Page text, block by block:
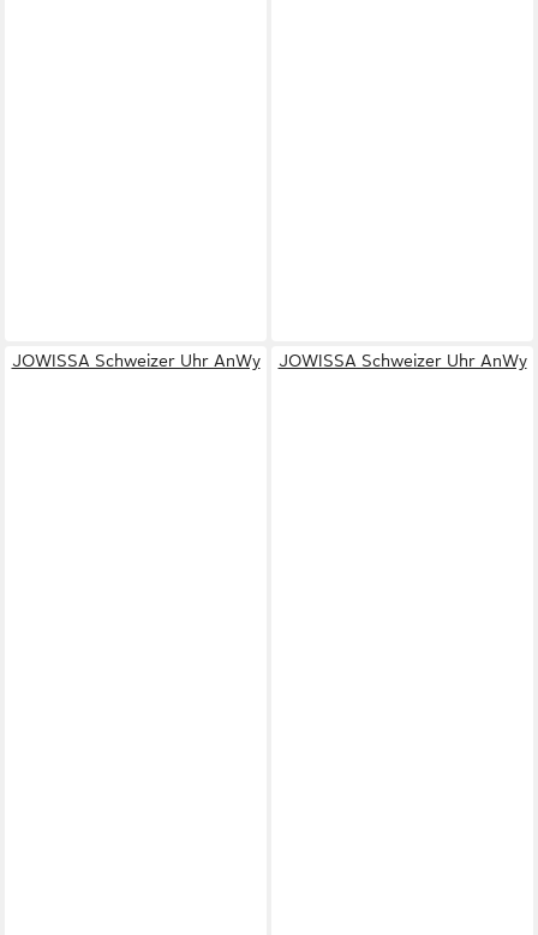
JOWISSA Schweizer Uhr AnWy JOWISSA Schweizer Uhr AnWy